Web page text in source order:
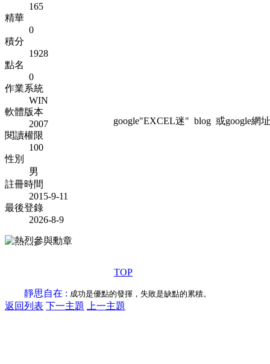
165
精華
0
積分
1928
點名
0
作業系統
WIN
軟體版本
2007
閱讀權限
100
性別
男
註冊時間
2015-9-11
最後登錄
2026-8-9
google"EXCEL迷" blog 或google網址
TOP
靜思自在 : 成功是優點的發揮，失敗是缺點的累積。
返回列表 下一主題 上一主題